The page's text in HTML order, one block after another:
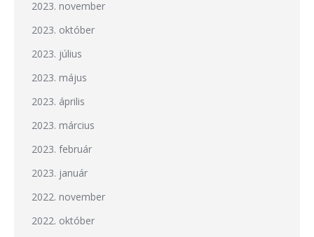
2023. november
2023. október
2023. július
2023. május
2023. április
2023. március
2023. február
2023. január
2022. november
2022. október